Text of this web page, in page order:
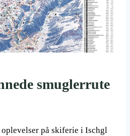
smuglerrute
oplevelser på skiferie i Ischgl